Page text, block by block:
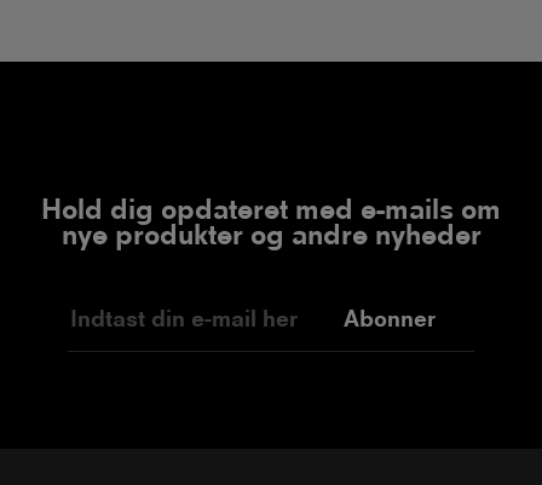
Hold dig opdateret med e-mails om
nye produkter og andre nyheder
Abonner